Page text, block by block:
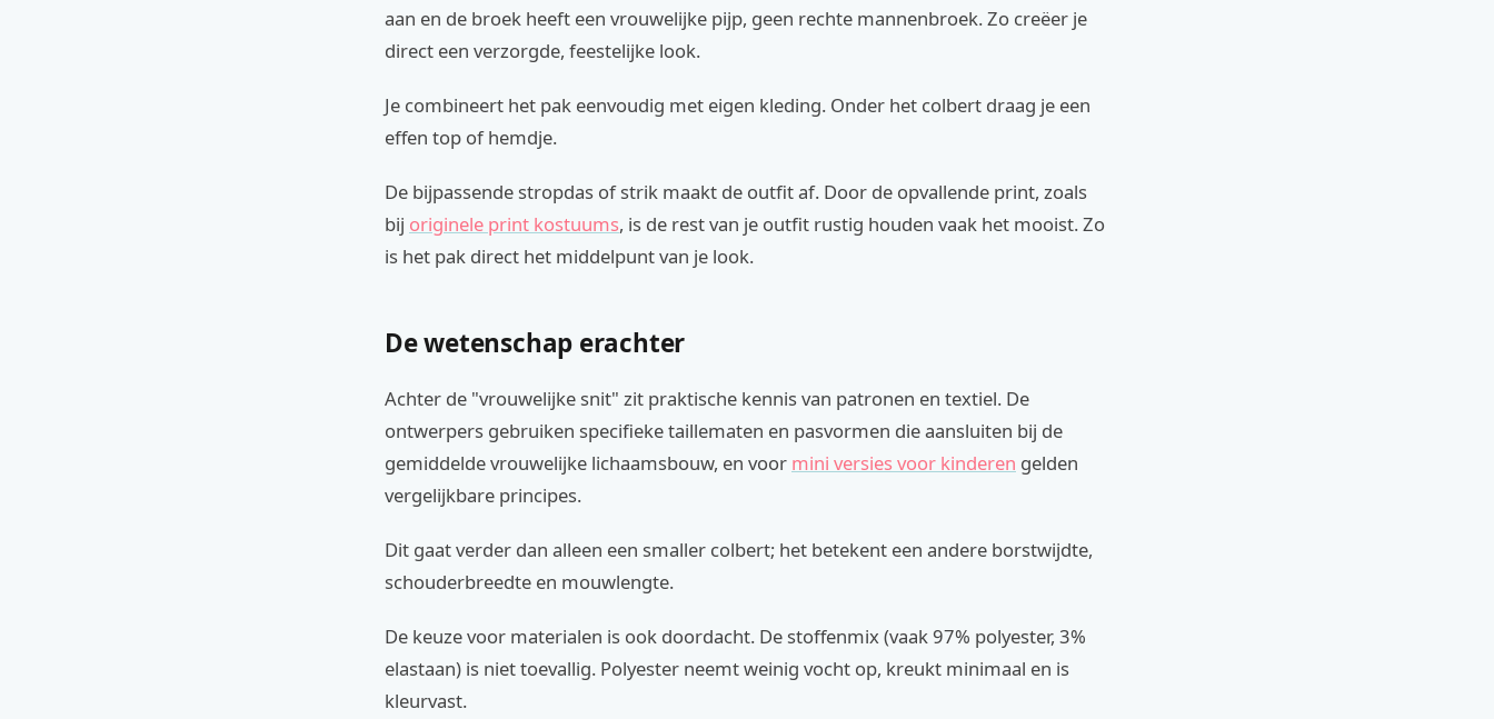
aan en de broek heeft een vrouwelijke pijp, geen rechte mannenbroek. Zo creëer je
direct een verzorgde, feestelijke look.
Je combineert het pak eenvoudig met eigen kleding. Onder het colbert draag je een
effen top of hemdje.
De bijpassende stropdas of strik maakt de outfit af. Door de opvallende print, zoals
bij originele print kostuums, is de rest van je outfit rustig houden vaak het mooist. Zo
is het pak direct het middelpunt van je look.
De wetenschap erachter
Achter de "vrouwelijke snit" zit praktische kennis van patronen en textiel. De
ontwerpers gebruiken specifieke taillematen en pasvormen die aansluiten bij de
gemiddelde vrouwelijke lichaamsbouw, en voor mini versies voor kinderen gelden
vergelijkbare principes.
Dit gaat verder dan alleen een smaller colbert; het betekent een andere borstwijdte,
schouderbreedte en mouwlengte.
De keuze voor materialen is ook doordacht. De stoffenmix (vaak 97% polyester, 3%
elastaan) is niet toevallig. Polyester neemt weinig vocht op, kreukt minimaal en is
kleurvast.